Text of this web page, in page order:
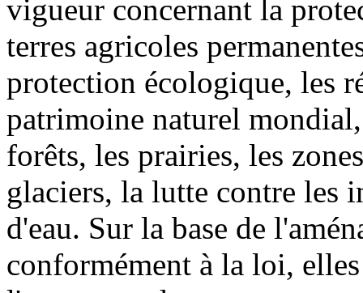
vigueur concernant la
terres agricoles
protection écologique, les
patrimoine naturel
forêts, les prairies, les
glaciers, la lutte contre les
d'eau. Sur la base de
conformément à la loi,